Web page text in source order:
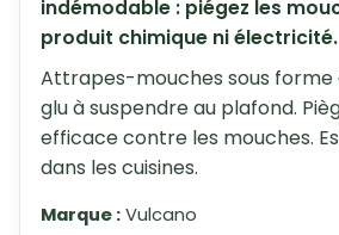
indémodable : piégez les
produit chimique ni électricité.
Attrapes-mouches sous forme
glu à suspendre au plafond.
efficace contre les mouches.
dans les cuisines.
Marque :Vulcano